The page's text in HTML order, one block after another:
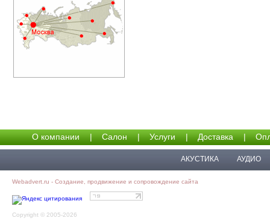
О компании | Салон | Услуги | Доставка |
АКУСТИКА АУДИО
Webadvert.ru - Создание, продвижение и сопровождение сайта
Copyright © 2005-2026